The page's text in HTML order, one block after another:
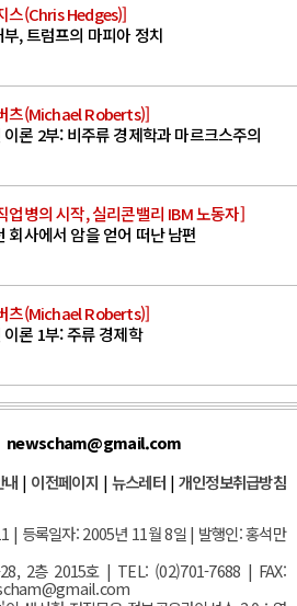
스(Chris Hedges)]
, 트럼프의 마피아 정치
츠(Michael Roberts)]
론 2부: 비주류 경제학과 마르크스주의
업병의 시작, 실리콘밸리 IBM 노동자]
사에서 암을 얻어 떠난 남편
츠(Michael Roberts)]
론 1부: 주류 경제학
newscham@gmail.com
내 | 이전페이지 | 뉴스레터| 개인정보취급방침
| 등록일자: 2005년 11월 8일 | 발행인: 홍석만
2층 2015호| TEL: (02)701-7688 | FAX: